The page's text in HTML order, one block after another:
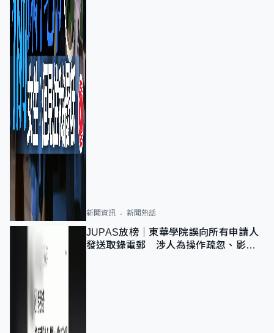
新聞資訊 新聞熱話
JUPAS放榜｜東華學院誤向所有申請人
發送取錄電郵 涉人為操作疏忽、影響